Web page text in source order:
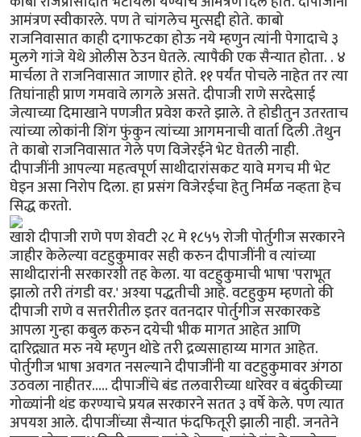
आमंत्रण स्वीकारले. पण ते चांगलेच मुत्सद्दी होते. काबो
राजनिवासात काही दगाफटका होऊ नये म्हणुन त्यांनी पेगादाचे ३
मुलगे गांजे येथे ओलीस ठेउन घेतले. त्यापैकी एक सैन्यात होता. . ४
मार्चला ते राजनिवासात जाणार होते. ११ पर्यंत पोचले नाहेत तर त्या
तिघांनाही प्राण गमवावे लागले असते. दीपाजी राणे सरदेसाई
जेत्याच्या दिमाखाने पणजीत प्रवेश करते झाले. ते होडीतुन उतरताच
त्यांच्या लोकांनी शिंग फुंकुन त्यांच्या आगमनाची वार्ता दिली .तेथुन
ते काबो राजनिवासात गेले पण विजेरईने भेट घेतली नाही.
दीपाजींनी आपल्या महत्वपूर्ण साथीदारांसकट यावे मगच मी भेट
घेइन असा निरोप दिला. हा प्रसंग विजेरईचा हेतु निर्मळ नव्हता हेच
सिद्ध करतो.
खाशे दीपाजी राणे पण शेवटी २८ मे १८५५ रोजी पोर्तुगीज सरकारने
जाहीर केलेल्या वटहुकुमावर सही करुन दीपाजींनी व त्यांच्या
साथीदारांनी सरकारशी तह केला. या वटहुकुमाची भाषा 'पराभूत
झालो तरी तंगडी वर.' अश्या पद्धतीची आहे. वटहुकुम म्हणतो की
दीपाजी राणे व सत्तरीतील इतर वतनदार पोर्तुगीज सरकारकडे
आपला गुन्हा कबुल करुन दयेची भीक मागत आहेत आणि
दारिद्र्यात मरु नये म्हणुन थोडे तरी द्रव्यसाहाय्य मागत आहेत.
पोर्तुगीज भाषा अवगत नसल्याने दीपाजींनी या वटहुकुमावर अंगठा
उठवला नाहीतर..... दीपाजींचे बंड तलवारीच्या धारेवर व बंदुकीच्या
गोळ्यांनी थंड करण्याचे प्रयत्न सरकारने सतत ३ वर्षे केले. पण त्यात
अपयश आले. दीपाजींच्या सैन्यात फंदफितूरी झाली नाही. जनतेने